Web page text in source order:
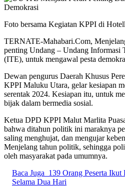
Foto bersama Kegiatan KPPI di
TERNATE-Mahabari.Com,
penting Undang – Undang Informasi
(ITE), untuk mengawal pesta
Dewan pengurus Daerah Khusus
KPPI Maluku Utara, gelar kesiapan
serentak 2024. Kesiapan itu, untuk
bijak dalam bermedia sosial.
Ketua DPD KPPI Malut Marlita
bahwa ditahun politik ini maraknya
saling menghujat, dan mengujar
Menjelang tahun politik, sehingga
oleh masyarakat pada umumnya.
Baca Juga 139 Orang Peserta
Selama Dua Hari